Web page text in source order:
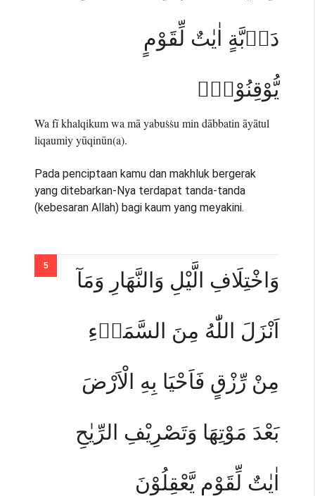
دَاۤبَّةٍ اٰيٰتٌ لِّقَوْمٍ
يُّوْقِنُوْنَۙ
Wa fī khalqikum wa mā yabuṡṡu min dābbatin āyātul
liqaumiy yūqinūn(a).
Pada penciptaan kamu dan makhluk bergerak
yang ditebarkan-Nya terdapat tanda-tanda
(kebesaran Allah) bagi kaum yang meyakini.
وَاخْتِلَافِ الَّيْلِ وَالنَّهَارِ وَمَآ
اَنْزَلَ اللّٰهُ مِنَ السَّمَاۤءِ
مِنْ رِّزْقٍ فَاَحْيَا بِهِ الْاَرْضَ
بَعْدَ مَوْتِهَا وَتَصْرِيْفِ الرِّيٰحِ
اٰيٰتٌ لِّقَوْمٍ يَّعْقِلُوْنَ